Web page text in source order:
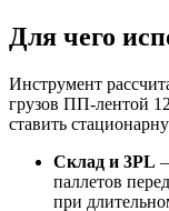
Для чего
Инструмент
грузов ПП-лентой
ставить
Склад и 3PL
паллетов
при